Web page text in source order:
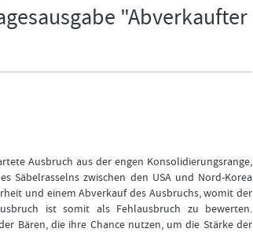
"Abverkaufter
Ausbruch aus der engen Konsolidierungsrange,
Säbelrasselns zwischen den USA und Nord-Korea
und einem Abverkauf des Ausbruchs, womit der
ist somit als Fehlausbruch zu bewerten.
Bären, die ihre Chance nutzen, um die Stärke der
Adresse
in
bleiben
LOGIN
und
jetzt?
Programm
klicken
unten
auf
„Formationstrader
werden“,
WERDEN